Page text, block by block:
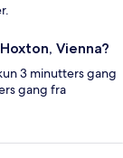
Vienna?
3 minutters gang
gang fra